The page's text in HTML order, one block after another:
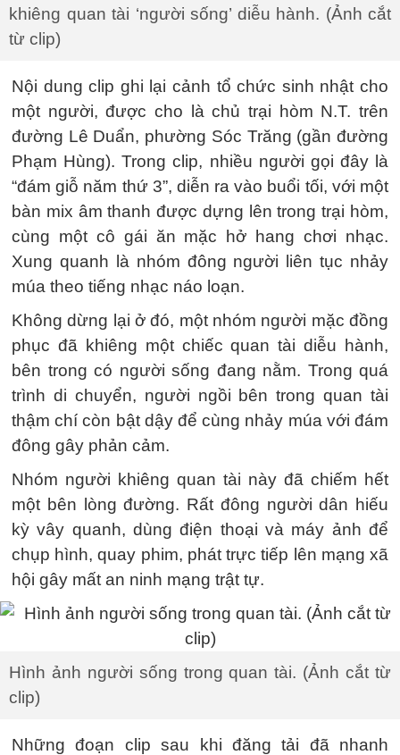
khiêng quan tài ‘người sống’ diễu hành. (Ảnh cắt
từ clip)
Nội dung clip ghi lại cảnh tổ chức sinh nhật cho
một người, được cho là chủ trại hòm N.T. trên
đường Lê Duẩn, phường Sóc Trăng (gần đường
Phạm Hùng). Trong clip, nhiều người gọi đây là
“đám giỗ năm thứ 3”, diễn ra vào buổi tối, với một
bàn mix âm thanh được dựng lên trong trại hòm,
cùng một cô gái ăn mặc hở hang chơi nhạc.
Xung quanh là nhóm đông người liên tục nhảy
múa theo tiếng nhạc náo loạn.
Không dừng lại ở đó, một nhóm người mặc đồng
phục đã khiêng một chiếc quan tài diễu hành,
bên trong có người sống đang nằm. Trong quá
trình di chuyển, người ngồi bên trong quan tài
thậm chí còn bật dậy để cùng nhảy múa với đám
đông gây phản cảm.
Nhóm người khiêng quan tài này đã chiếm hết
một bên lòng đường. Rất đông người dân hiếu
kỳ vây quanh, dùng điện thoại và máy ảnh để
chụp hình, quay phim, phát trực tiếp lên mạng xã
hội gây mất an ninh mạng trật tự.
Hình ảnh người sống trong quan tài. (Ảnh cắt từ
clip)
Những đoạn clip sau khi đăng tải đã nhanh